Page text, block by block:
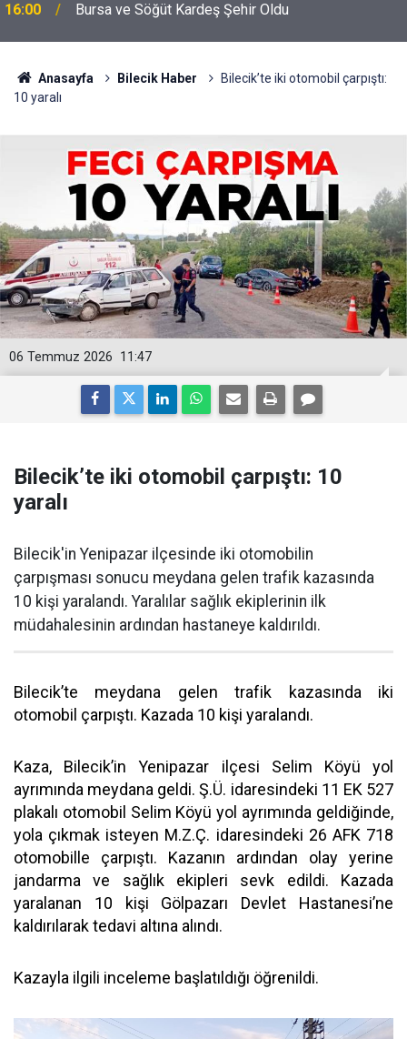
16:00 Bursa ve Söğüt Kardeş Şehir Oldu
Anasayfa Bilecik Haber
Bilecik’te iki otomobil çarpıştı:
10 yaralı
11:47
06 Temmuz 2026
Bilecik’te iki otomobil çarpıştı: 10
yaralı
Bilecik'in Yenipazar ilçesinde iki otomobilin
çarpışması sonucu meydana gelen trafik kazasında
10 kişi yaralandı. Yaralılar sağlık ekiplerinin ilk
müdahalesinin ardından hastaneye kaldırıldı.
Bilecik’te meydana gelen trafik kazasında iki
otomobil çarpıştı. Kazada 10 kişi yaralandı.
Kaza, Bilecik’in Yenipazar ilçesi Selim Köyü yol
ayrımında meydana geldi. Ş.Ü. idaresindeki 11 EK 527
plakalı otomobil Selim Köyü yol ayrımında geldiğinde,
yola çıkmak isteyen M.Z.Ç. idaresindeki 26 AFK 718
otomobille çarpıştı. Kazanın ardından olay yerine
jandarma ve sağlık ekipleri sevk edildi. Kazada
yaralanan 10 kişi Gölpazarı Devlet Hastanesi’ne
kaldırılarak tedavi altına alındı.
Kazayla ilgili inceleme başlatıldığı öğrenildi.